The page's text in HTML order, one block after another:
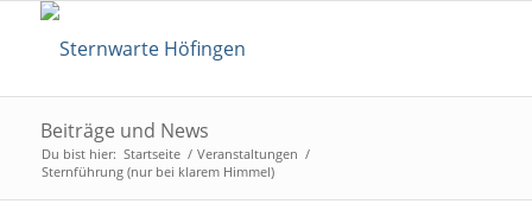
Beiträge und News
Du bist hier: Startseite / Veranstaltungen /
Sternführung (nur bei klarem Himmel)